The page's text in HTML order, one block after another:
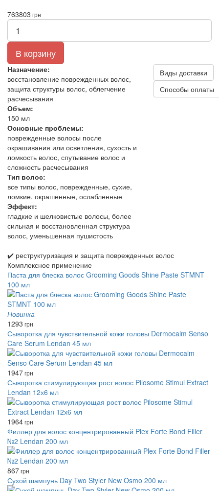
763803 грн
В корзину
Назначение:
восстановление поврежденных волос,
защита структуры волос, облегчение
расчесывания
Объем:
150 мл
Основные проблемы:
поврежденные волосы после
окрашивания или осветления, сухость и
ломкость волос, спутывание волос и
сложность расчесывания
Тип волос:
все типы волос, поврежденные, сухие,
ломкие, окрашенные, ослабленные
Эффект:
гладкие и шелковистые волосы, более
сильная и восстановленная структура
волос, уменьшенная пушистость
Виды доставки
Способы оплаты
✔️ реструктуризация и защита поврежденных волос
Комплексное применение
Паста для блеска волос Grooming Goods Shine Paste STMNT
100 мл
Новинка
1293 грн
Сыворотка для чувствительной кожи головы Dermocalm Senso
Care Serum Lendan 45 мл
1947грн
Сыворотка стимулирующая рост волос Pilosome Stimul Extract
Lendan 12х6 мл
1964грн
Филлер для волос концентрированный Plex Forte Bond Filler
№2 Lendan 200 мл
867грн
Сухой шампунь Day Two Styler New Osmo 200 мл